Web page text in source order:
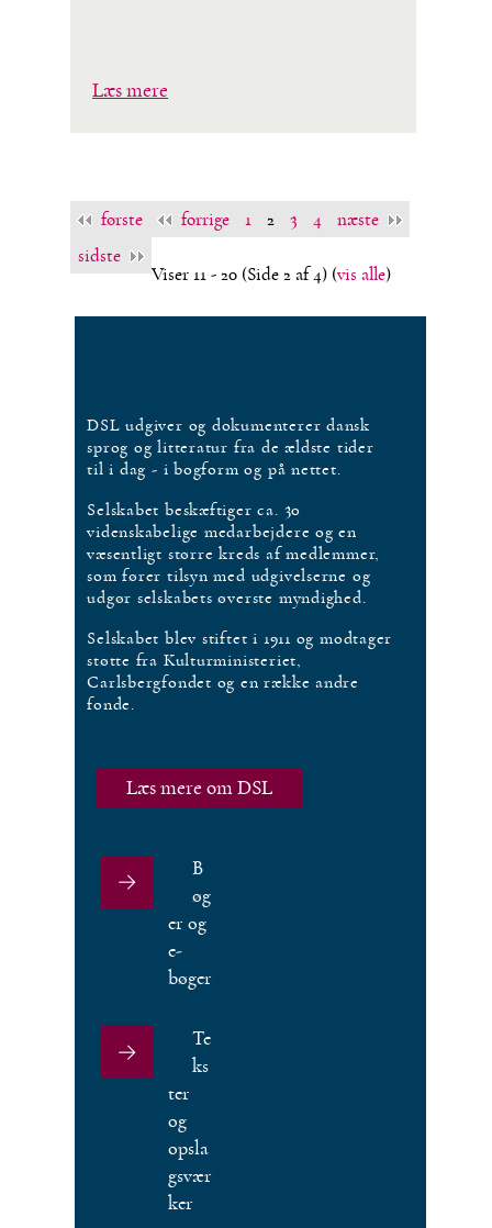
Læs mere
første forrige 1 2 3 4
næste
sidste
Viser 11 - 20 (Side 2 af 4) (vis alle)
DSL udgiver og dokumenterer dansk
sprog og litteratur fra de ældste tider
til i dag - i bogform og på nettet.
Selskabet beskæftiger ca. 30
videnskabelige medarbejdere og en
væsentligt større kreds af medlemmer,
som fører tilsyn med udgivelserne og
udgør selskabets øverste myndighed.
Selskabet blev stiftet i 1911 og modtager
støtte fra Kulturministeriet,
Carlsbergfondet og en række andre
fonde.
Læs mere om DSL
B
øg
er og
e-
bøger
Te
ks
ter
og
opsla
gsvær
ker